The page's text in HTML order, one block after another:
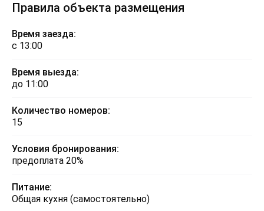
Правила объекта размещения
Время заезда:
с 13:00
Время выезда:
до 11:00
Количество номеров:
15
Условия бронирования:
предоплата 20%
Питание:
Общая кухня (самостоятельно)